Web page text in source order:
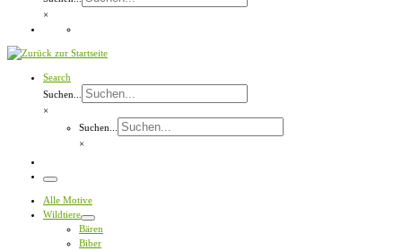
×
Search
Suchen...
×
Suchen...
×
Menü
Alle Motive
Wildtiere
Bären
Biber